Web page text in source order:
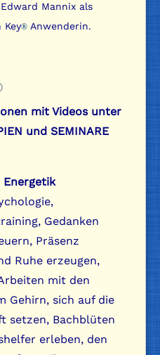
Mannix als
Key® Anwenderin.
mit Videos unter
und SEMINARE
Energetik
Gedanken
Präsenz
Ruhe erzeugen,
mit den
Gehirn, sich auf die
setzen, Bachblüten
erleben, den